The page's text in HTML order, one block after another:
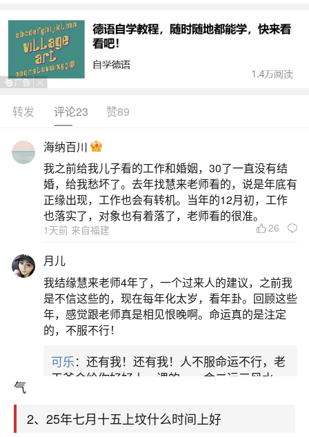
生活中像七月十五祭祖时间表都是很常见的问
题，但是小问题不注意可能会引起大麻烦，下面就
这个问题给大家做一些解读：
1、七月十五祭祖最佳时间
七月十五祭祖的最佳时间，传统上多推荐在上
午5点至11点之间，尤其是卯时（5点至7点）、辰
时（7点至9点）和巳时（9点至11点），部分地区
也认可上午9点至中午12点或下午11点至3点，少数
地区认为下午太阳落山时亦可。上午5点至11点：传
统主流推荐时段在传统文化中，卯时（5点至7点）
被视为祭祖的黄金时段。此时日出东方，天地间阳
气
2、25年七月十五上坟什么时间上好
转发 评论23 赞89
海纳百川
我之前给我儿子看的工作和婚姻，30了一直没有结
婚，给我愁坏了。去年找慧来老师看的，说是年底有
正缘出现，工作也会有转机。当年的12月初，工作
也落实了，对象也有着落了，老师看的很准。
1天前 来自福建 26
月儿
我结缘慧来老师4年了，一个过来人的建议，之前我
是不信这些的，现在每年化太岁，看年卦。回顾这些
年，感觉跟老师真是相见恨晚啊。命运真的是注定
的，不服不行！
可乐：还有我！还有我！人不服命运不行，老
天爷会给你好好上一课的。一命二运三风水，
平安是福 ：我也是每年找老师化太岁，看年
卦，认识老师3年了，都是缘分啊！